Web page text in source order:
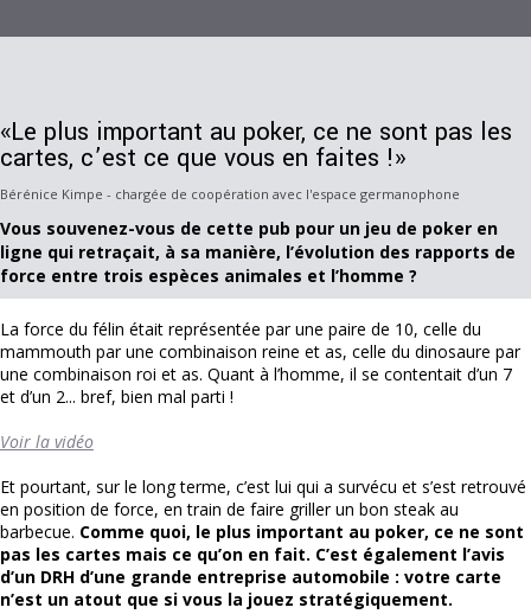
«Le plus important au poker, ce ne sont pas les
cartes, c’est ce que vous en faites !»
Bérénice Kimpe - chargée de coopération avec l'espace germanophone
Vous souvenez-vous de cette pub pour un jeu de poker en
ligne qui retraçait, à sa manière, l’évolution des rapports de
force entre trois espèces animales et l’homme ?
La force du félin était représentée par une paire de 10, celle du
mammouth par une combinaison reine et as, celle du dinosaure par
une combinaison roi et as. Quant à l’homme, il se contentait d’un 7
et d’un 2... bref, bien mal parti !
Voir la vidéo
Et pourtant, sur le long terme, c’est lui qui a survécu et s’est retrouvé
en position de force, en train de faire griller un bon steak au
barbecue. Comme quoi, le plus important au poker, ce ne sont
pas les cartes mais ce qu’on en fait. C’est également l’avis
d’un DRH d’une grande entreprise automobile : votre carte
n’est un atout que si vous la jouez stratégiquement.